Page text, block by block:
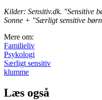
Kilder: Sensitiv.dk. "Sensitive
Sonne + "Særligt sensitive
Mere om:
Familieliv
Psykologi
Særligt sensitiv
klumme
Læs også